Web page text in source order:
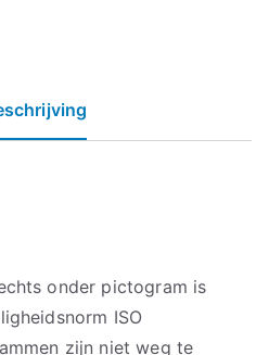
onder pictogram is
ISO
zijn niet weg te